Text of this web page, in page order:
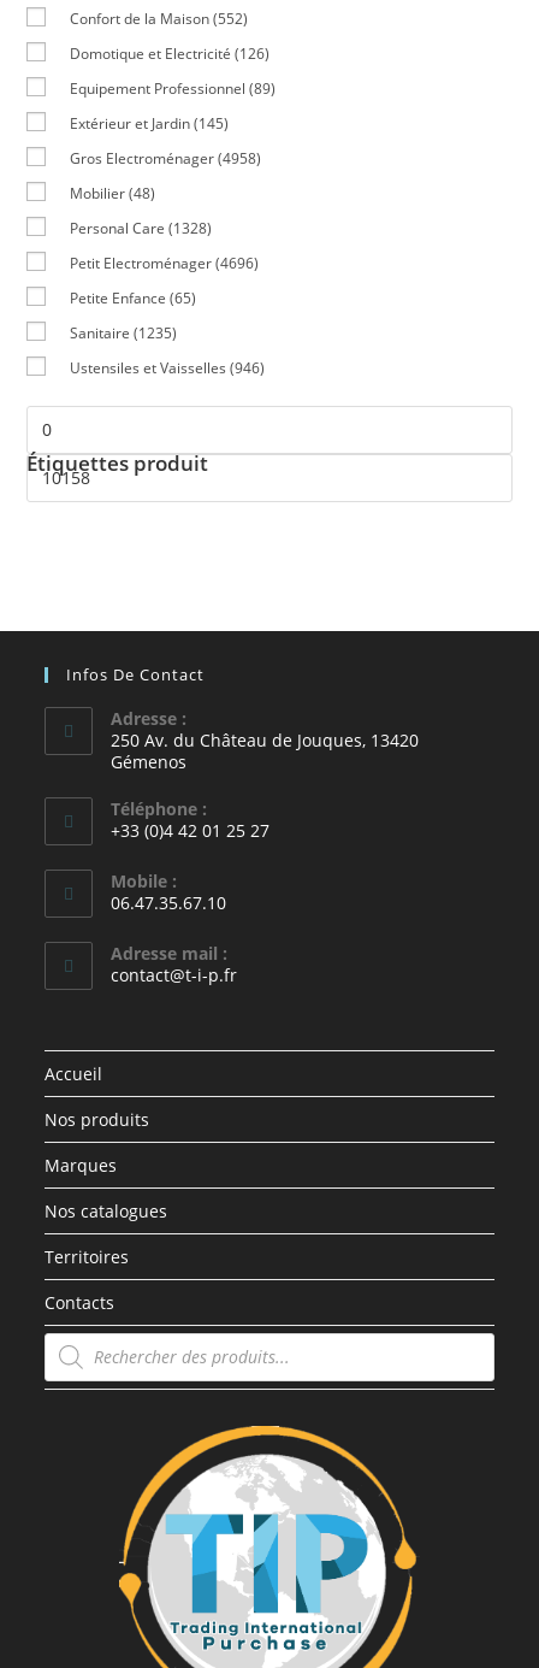
Confort de la Maison (552)
Domotique et Electricité (126)
Equipement Professionnel (89)
Extérieur et Jardin (145)
Gros Electroménager (4958)
Mobilier (48)
Personal Care (1328)
Petit Electroménager (4696)
Petite Enfance (65)
Sanitaire (1235)
Ustensiles et Vaisselles (946)
Étiquettes produit
Infos De Contact
Adresse :
250 Av. du Château de Jouques, 13420
Gémenos
Téléphone :
+33 (0)4 42 01 25 27
Mobile :
06.47.35.67.10
Adresse mail :
contact@t-i-p.fr
Accueil
Nos produits
Marques
Nos catalogues
Territoires
Contacts
Recherche
de
produits